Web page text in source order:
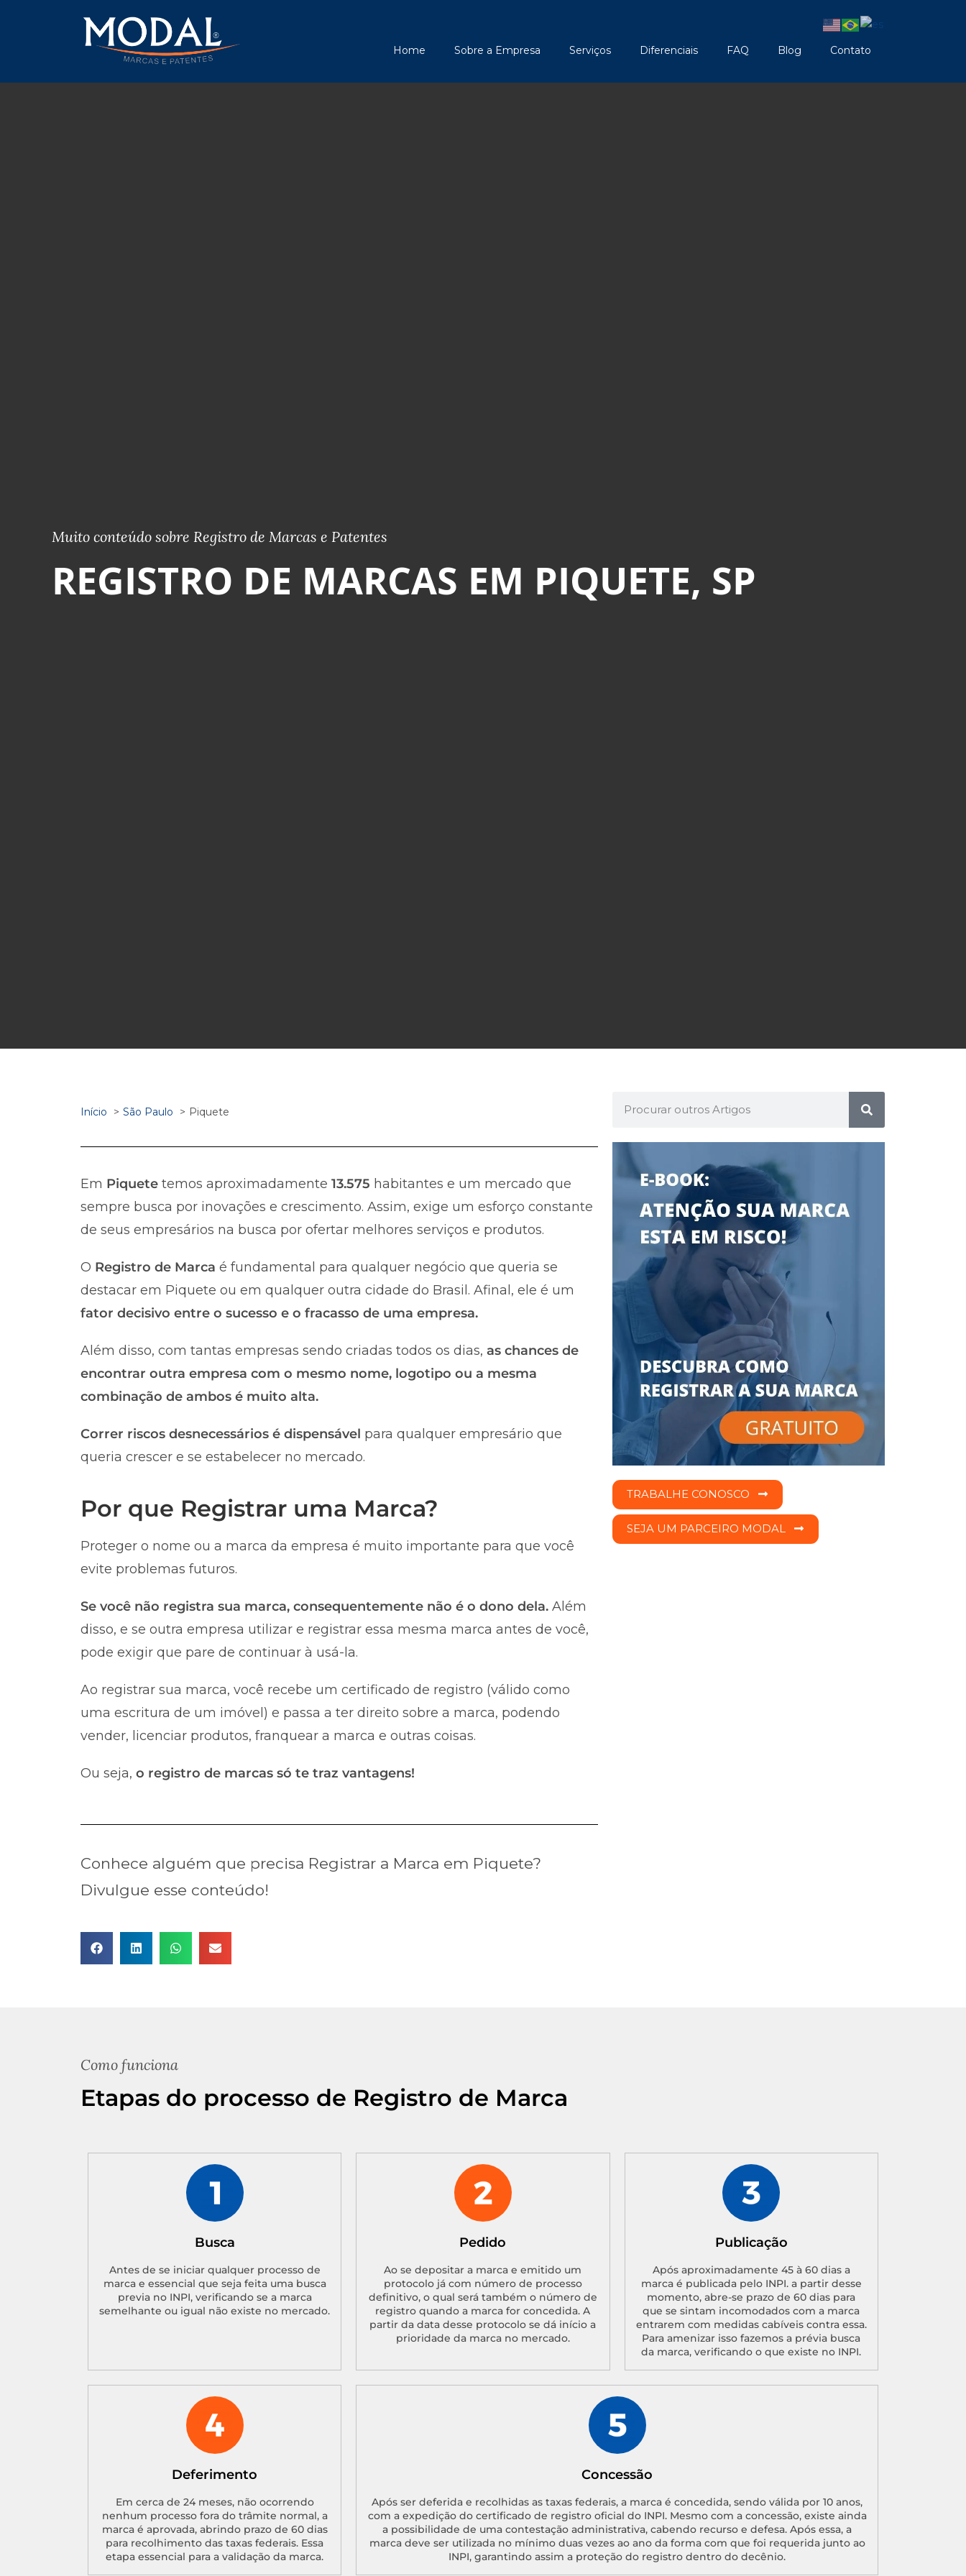
Home Sobre a Empresa Serviços Diferenciais FAQ Blog Contato
Muito conteúdo sobre Registro de Marcas e Patentes
REGISTRO DE MARCAS EM PIQUETE, SP
Início São Paulo Piquete
Em Piquete temos aproximadamente 13.575 habitantes e um mercado que
sempre busca por inovações e crescimento. Assim, exige um esforço constante
de seus empresários na busca por ofertar melhores serviços e produtos.
O Registro de Marca é fundamental para qualquer negócio que queria se
destacar em Piquete ou em qualquer outra cidade do Brasil. Afinal, ele é um
fator decisivo entre o sucesso e o fracasso de uma empresa.
Além disso, com tantas empresas sendo criadas todos os dias, as chances de
encontrar outra empresa com o mesmo nome, logotipo ou a mesma
combinação de ambos é muito alta.
Correr riscos desnecessários é dispensável para qualquer empresário que
queria crescer e se estabelecer no mercado.
Por que Registrar uma Marca?
Proteger o nome ou a marca da empresa é muito importante para que você
evite problemas futuros.
Se você não registra sua marca, consequentemente não é o dono dela. Além
disso, e se outra empresa utilizar e registrar essa mesma marca antes de você,
pode exigir que pare de continuar à usá-la.
Ao registrar sua marca, você recebe um certificado de registro (válido como
uma escritura de um imóvel) e passa a ter direito sobre a marca, podendo
vender, licenciar produtos, franquear a marca e outras coisas.
Ou seja, o registro de marcas só te traz vantagens!
Conhece alguém que precisa Registrar a Marca em Piquete?
Divulgue esse conteúdo!
TRABALHE CONOSCO
SEJA UM PARCEIRO MODAL
Como funciona
Etapas do processo de Registro de Marca
Busca
Antes de se iniciar qualquer processo de
marca e essencial que seja feita uma busca
previa no INPI, verificando se a marca
semelhante ou igual não existe no mercado.
Pedido
Ao se depositar a marca e emitido um
protocolo já com número de processo
definitivo, o qual será também o número de
registro quando a marca for concedida. A
partir da data desse protocolo se dá início a
prioridade da marca no mercado.
Publicação
Após aproximadamente 45 à 60 dias a
marca é publicada pelo INPI. a partir desse
momento, abre-se prazo de 60 dias para
que se sintam incomodados com a marca
entrarem com medidas cabíveis contra essa.
Para amenizar isso fazemos a prévia busca
da marca, verificando o que existe no INPI.
Deferimento
Em cerca de 24 meses, não ocorrendo
nenhum processo fora do trâmite normal, a
marca é aprovada, abrindo prazo de 60 dias
para recolhimento das taxas federais. Essa
etapa essencial para a validação da marca.
Concessão
Após ser deferida e recolhidas as taxas federais, a marca é concedida, sendo válida por 10 anos,
com a expedição do certificado de registro oficial do INPI. Mesmo com a concessão, existe ainda
a possibilidade de uma contestação administrativa, cabendo recurso e defesa. Após essa, a
marca deve ser utilizada no mínimo duas vezes ao ano da forma com que foi requerida junto ao
INPI, garantindo assim a proteção do registro dentro do decênio.